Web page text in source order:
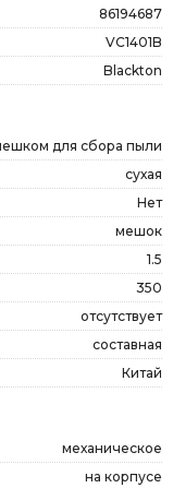
86194687
VC1401B
Blackton
для сбора пыли
сухая
Нет
мешок
1.5
350
отсутствует
составная
Китай
механическое
на корпусе